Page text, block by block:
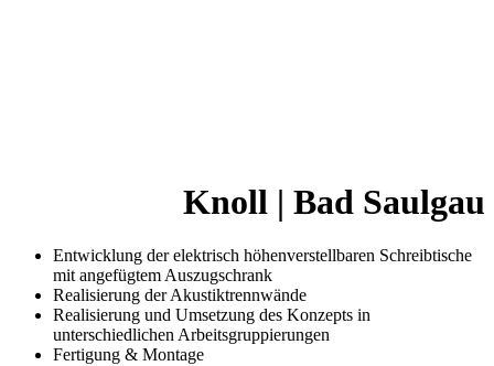
Knoll | Bad Saulgau
Entwicklung der elektrisch höhenverstellbaren Schreibtische
mit angefügtem Auszugschrank
Realisierung der Akustiktrennwände
Realisierung und Umsetzung des Konzepts in
unterschiedlichen Arbeitsgruppierungen
Fertigung & Montage